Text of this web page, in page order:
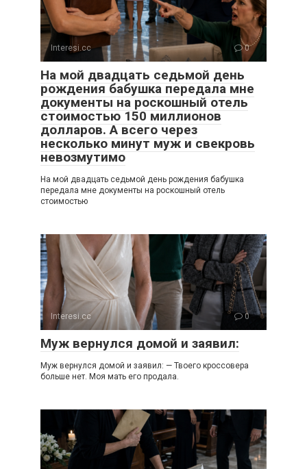
Interesi.cc 0
На мой двадцать седьмой день
рождения бабушка передала мне
документы на роскошный отель
стоимостью 150 миллионов
долларов. А всего через
несколько минут муж и свекровь
невозмутимо
На мой двадцать седьмой день рождения бабушка
передала мне документы на роскошный отель
стоимостью
Interesi.cc 0
Муж вернулся домой и заявил:
Муж вернулся домой и заявил: — Твоего кроссовера
больше нет. Моя мать его продала.